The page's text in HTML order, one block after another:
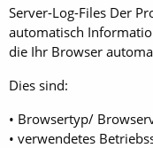
Server-Log-Files Der
automatisch
die Ihr Browser
Dies sind:
• Browsertyp/
• verwendetes